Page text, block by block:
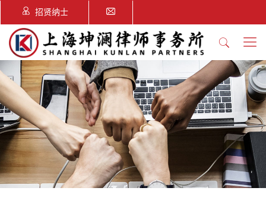
招贤纳士